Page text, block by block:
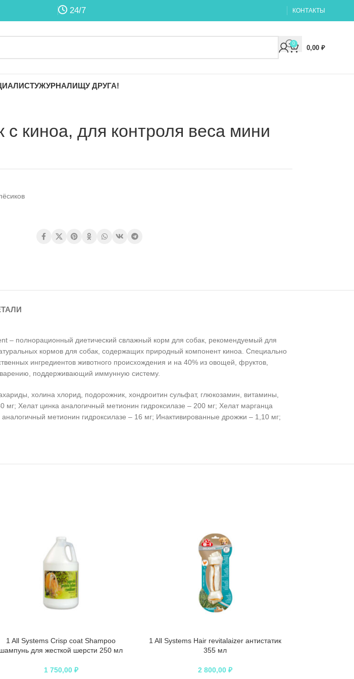
24/7 КОНТАКТЫ
0
0,00 ₽
ЖУРНАЛИЩУ ДРУГА!
киноа, для контроля веса мини
– полнорационный диетический свлажный корм для собак, рекомендуемый для
кормов для собак, содержащих природный компонент киноа. Специально
ингредиентов животного происхождения и на 40% из овощей, фруктов,
поддерживающий иммунную систему.
холина хлорид, подорожник, хондроитин сульфат, глюкозамин, витамины,
Хелат цинка аналогичный метионин гидроксилазе – 200 мг; Хелат марганца
метионин гидроксилазе – 16 мг; Инактивированные дрожжи – 1,10 мг;
1 All Systems Crisp coat Shampoo
шампунь для жесткой шерсти 250 мл
1 750,00 ₽
1 All Systems Hair revitalaizer антистатик
355 мл
2 800,00₽